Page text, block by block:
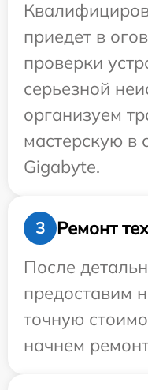
приедет в
проверки
серьезной
организуем
мастерскую в
Gigabyte.
3
Ремонт
После
предоставим
точную
начнем